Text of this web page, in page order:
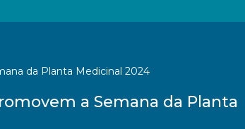
da Planta Medicinal 2024
a Semana da Planta